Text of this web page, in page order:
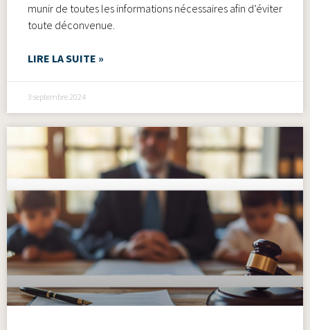
munir de toutes les informations nécessaires afin d’éviter
toute déconvenue.
LIRE LA SUITE »
3 septembre 2024